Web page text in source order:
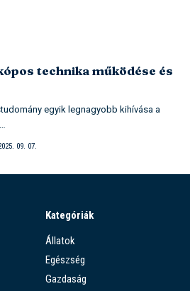
technika működése és
egyik legnagyobb kihívása a
09. 07.
Kategóriák
Állatok
Egészség
Gazdaság